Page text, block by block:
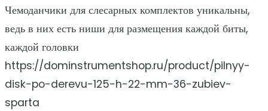
Чемоданчики для слесарных комплектов уникальны,
ведь в них есть ниши для размещения каждой биты,
каждой головки
https://dominstrumentshop.ru/product/pilnyy-
disk-po-derevu-125-h-22-mm-36-zubiev-
sparta